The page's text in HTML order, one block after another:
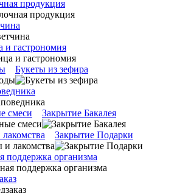
продукция
и гастрономия
Букеты из зефира
смеси Закрытие Бакалея
Закрытие Подарки
поддержка организма